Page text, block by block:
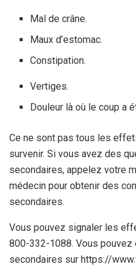
Mal de crâne.
Maux d’estomac.
Constipation.
Vertiges.
Douleur là où le coup a
Ce ne sont pas tous les
survenir. Si vous avez des
secondaires, appelez votre
médecin pour obtenir des
secondaires.
Vous pouvez signaler les
800-332-1088. Vous
secondaires sur https://